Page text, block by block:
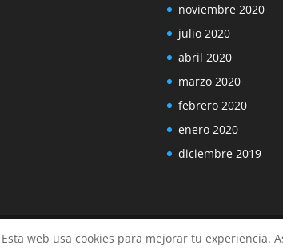
noviembre 2020
julio 2020
abril 2020
marzo 2020
febrero 2020
enero 2020
diciembre 2019
Elegant Themes| Desarrollado porWordPress
Esta web usa cookies para mejorar tu experiencia.